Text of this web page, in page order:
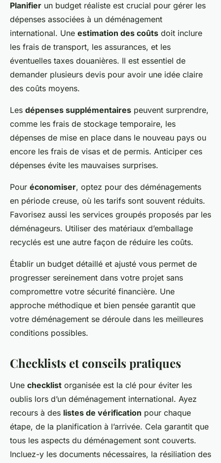
Planifier un budget réaliste est crucial pour gérer les
dépenses associées à un déménagement
international. Une estimation des coûts doit inclure
les frais de transport, les assurances, et les
éventuelles taxes douanières. Il est essentiel de
demander plusieurs devis pour avoir une idée claire
des coûts moyens.
Les dépenses supplémentaires peuvent surprendre,
comme les frais de stockage temporaire, les
dépenses de mise en place dans le nouveau pays ou
encore les frais de visas et de permis. Anticiper ces
dépenses évite les mauvaises surprises.
Pour économiser, optez pour des déménagements
en période creuse, où les tarifs sont souvent réduits.
Favorisez aussi les services groupés proposés par les
déménageurs. Utiliser des matériaux d’emballage
recyclés est une autre façon de réduire les coûts.
Établir un budget détaillé et ajusté vous permet de
progresser sereinement dans votre projet sans
compromettre votre sécurité financière. Une
approche méthodique et bien pensée garantit que
votre déménagement se déroule dans les meilleures
conditions possibles.
Checklists et conseils pratiques
Une checklist organisée est la clé pour éviter les
oublis lors d’un déménagement international. Ayez
recours à des listes de vérification pour chaque
étape, de la planification à l’arrivée. Cela garantit que
tous les aspects du déménagement sont couverts.
Incluez-y les documents nécessaires, la résiliation des